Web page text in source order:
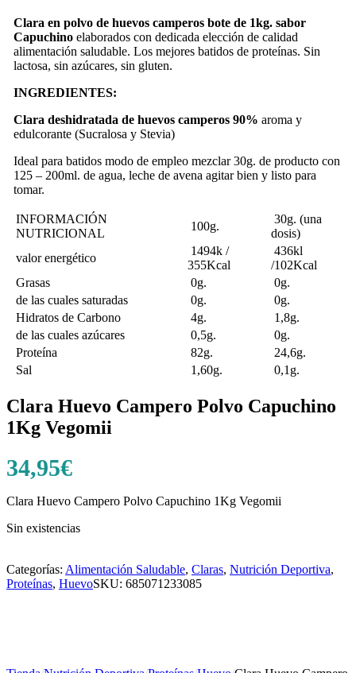
Clara en polvo de huevos camperos bote de 1kg. sabor
Capuchinoelaborados con dedicada elección de calidad
alimentación saludable. Los mejores batidos de proteínas. Sin
lactosa, sin azúcares, sin gluten.
INGREDIENTES:
Clara deshidratada de huevos camperos 90% aroma y
edulcorante (Sucralosa y Stevia)
Ideal para batidos modo de empleo mezclar 30g. de producto con
125 – 200ml. de agua, leche de avena agitar bien y listo para
tomar.
INFORMACIÓN
NUTRICIONAL
100g.
30g. (una
dosis)
valor energético
1494k /
355Kcal
436kl
/102Kcal
Grasas
0g.
0g.
de las cuales saturadas
0g.
0g.
Hidratos de Carbono
4g.
1,8g.
de las cuales azúcares
0,5g.
0g.
Proteína
82g.
24,6g.
Sal
1,60g. 0,1g.
Clara Huevo Campero Polvo Capuchino
1Kg Vegomii
34,95€
Clara Huevo Campero Polvo Capuchino 1Kg Vegomii
Sin existencias
Categorías: Alimentación Saludable, Claras, Nutrición Deportiva,
Proteínas, HuevoSKU: 685071233085